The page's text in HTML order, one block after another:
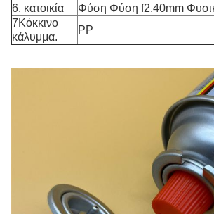
6. κατοικία
Φύση Φύση f2.40mm
7Κόκκινο
κάλυμμα.
PP